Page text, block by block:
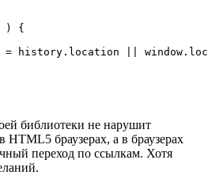
) {
= history.location ||
библиотеки не нарушит
HTML5 браузерах, а в браузерах
переход по ссылкам. Хотя